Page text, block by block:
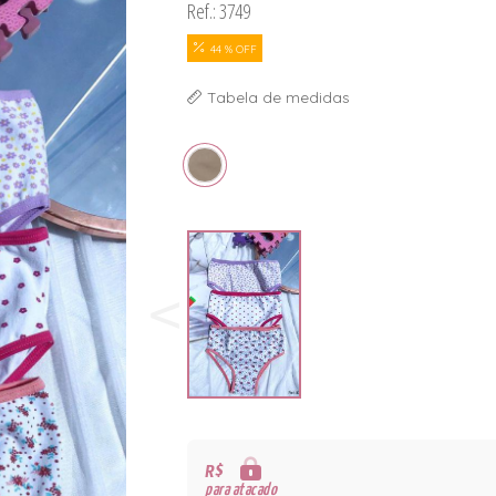
Ref.: 3749
44 % OFF
Tabela de medidas
R$
para atacado